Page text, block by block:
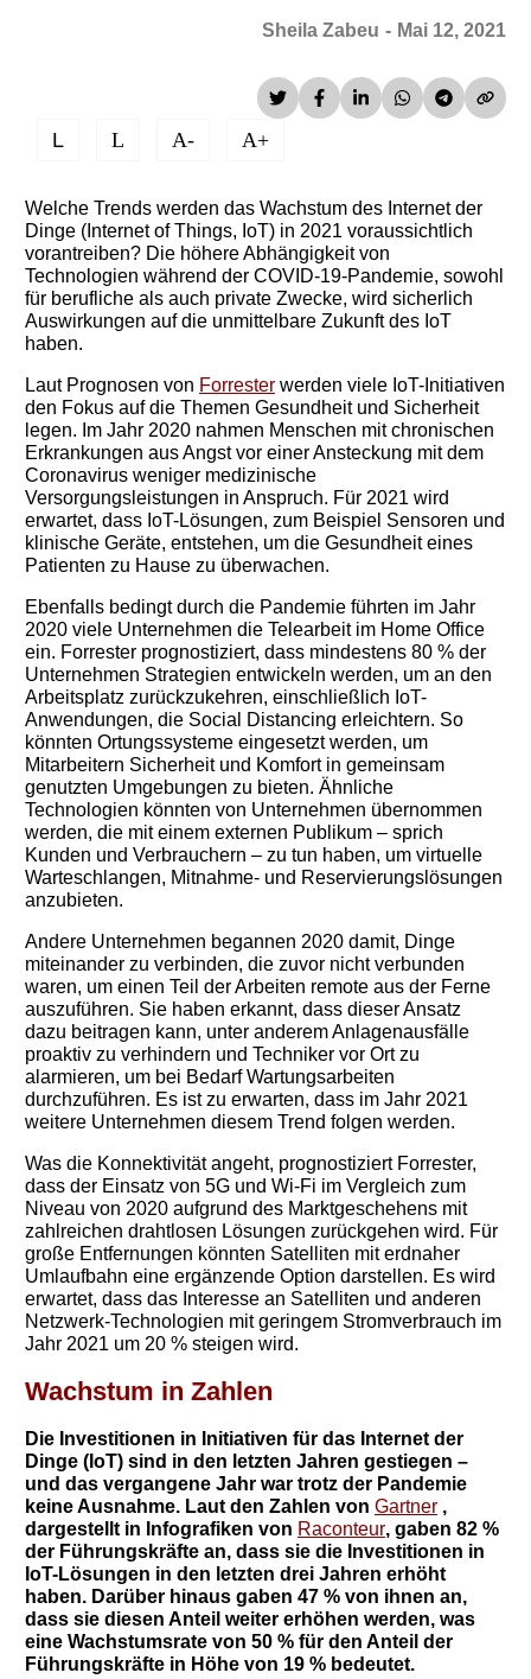
Sheila Zabeu - Mai 12, 2021
L L A- A+
Welche Trends werden das Wachstum des Internet der
Dinge (Internet of Things, IoT) in 2021 voraussichtlich
vorantreiben? Die höhere Abhängigkeit von
Technologien während der COVID-19-Pandemie, sowohl
für berufliche als auch private Zwecke, wird sicherlich
Auswirkungen auf die unmittelbare Zukunft des IoT
haben.
Laut Prognosen von Forrester werden viele IoT-Initiativen
den Fokus auf die Themen Gesundheit und Sicherheit
legen. Im Jahr 2020 nahmen Menschen mit chronischen
Erkrankungen aus Angst vor einer Ansteckung mit dem
Coronavirus weniger medizinische
Versorgungsleistungen in Anspruch. Für 2021 wird
erwartet, dass IoT-Lösungen, zum Beispiel Sensoren und
klinische Geräte, entstehen, um die Gesundheit eines
Patienten zu Hause zu überwachen.
Ebenfalls bedingt durch die Pandemie führten im Jahr
2020 viele Unternehmen die Telearbeit im Home Office
ein. Forrester prognostiziert, dass mindestens 80 % der
Unternehmen Strategien entwickeln werden, um an den
Arbeitsplatz zurückzukehren, einschließlich IoT-
Anwendungen, die Social Distancing erleichtern. So
könnten Ortungssysteme eingesetzt werden, um
Mitarbeitern Sicherheit und Komfort in gemeinsam
genutzten Umgebungen zu bieten. Ähnliche
Technologien könnten von Unternehmen übernommen
werden, die mit einem externen Publikum – sprich
Kunden und Verbrauchern – zu tun haben, um virtuelle
Warteschlangen, Mitnahme- und Reservierungslösungen
anzubieten.
Andere Unternehmen begannen 2020 damit, Dinge
miteinander zu verbinden, die zuvor nicht verbunden
waren, um einen Teil der Arbeiten remote aus der Ferne
auszuführen. Sie haben erkannt, dass dieser Ansatz
dazu beitragen kann, unter anderem Anlagenausfälle
proaktiv zu verhindern und Techniker vor Ort zu
alarmieren, um bei Bedarf Wartungsarbeiten
durchzuführen. Es ist zu erwarten, dass im Jahr 2021
weitere Unternehmen diesem Trend folgen werden.
Was die Konnektivität angeht, prognostiziert Forrester,
dass der Einsatz von 5G und Wi-Fi im Vergleich zum
Niveau von 2020 aufgrund des Marktgeschehens mit
zahlreichen drahtlosen Lösungen zurückgehen wird. Für
große Entfernungen könnten Satelliten mit erdnaher
Umlaufbahn eine ergänzende Option darstellen. Es wird
erwartet, dass das Interesse an Satelliten und anderen
Netzwerk-Technologien mit geringem Stromverbrauch im
Jahr 2021 um 20 % steigen wird.
Wachstum in Zahlen
Die Investitionen in Initiativen für das Internet der
Dinge (IoT) sind in den letzten Jahren gestiegen –
und das vergangene Jahr war trotz der Pandemie
keine Ausnahme. Laut den Zahlen von Gartner ,
dargestellt in Infografiken von Raconteur, gaben 82 %
der Führungskräfte an, dass sie die Investitionen in
IoT-Lösungen in den letzten drei Jahren erhöht
haben. Darüber hinaus gaben 47 % von ihnen an,
dass sie diesen Anteil weiter erhöhen werden, was
eine Wachstumsrate von 50 % für den Anteil der
Führungskräfte in Höhe von 19 % bedeutet.